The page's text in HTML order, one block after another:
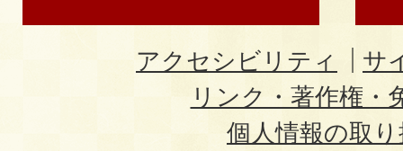
アクセシビリティ
サ
リンク・著作権・
個人情報の取